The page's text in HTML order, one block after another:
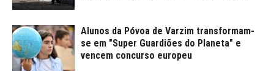
Alunos da Póvoa de Varzim transformam-
se em "Super Guardiões do Planeta" e
vencem concurso europeu